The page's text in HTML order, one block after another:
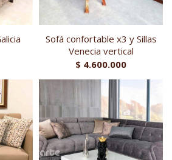
Sofá confortable x3 y Sillas
Venecia vertical
$ 4.600.000